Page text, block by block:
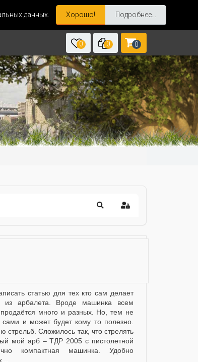
данных. Хорошо! Подробнее...
0 0 0
из арбалета. Вроде машинка всем
продаётся много и разных. Но, тем не
и может будет кому то полезно.
стрельб. Сложилось так, что стрелять
мой арб – ТДР 2005 с пистолетной
компактная машинка. Удобно